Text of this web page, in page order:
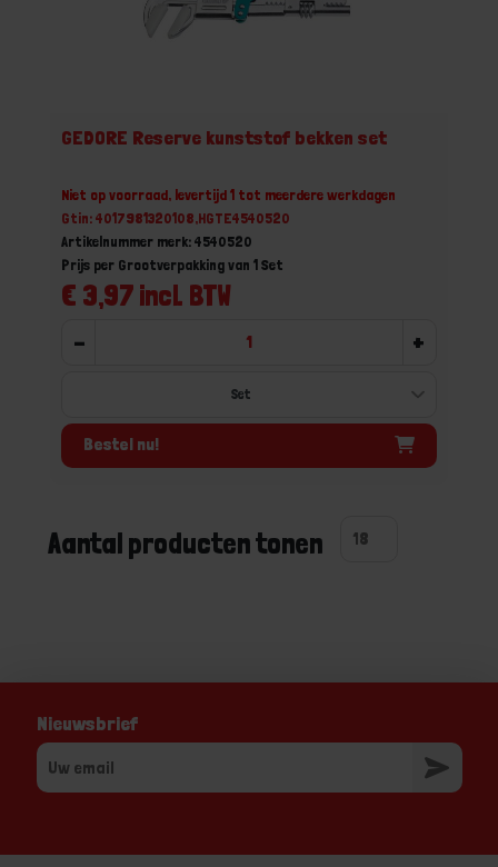
GEDORE Reserve kunststof bekken set
Niet op voorraad, levertijd 1 tot meerdere werkdagen
Gtin: 4017981320108,HGTE4540520
Artikelnummer merk: 4540520
€ 3,97 incl. BTW
Prijs per Grootverpakking van 1 Set
- +
Bestel nu!
Aantal producten tonen
Nieuwsbrief